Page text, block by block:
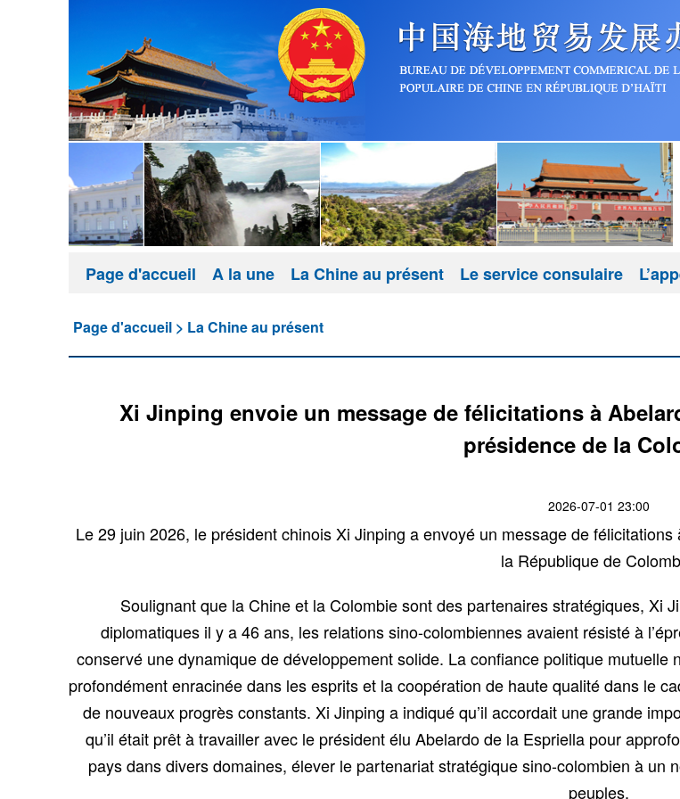
Page d'accueil A la une La Chine au présent Le service consulaire
Page d'accueil > La Chine au présent
Xi Jinping envoie un message de félicitations à
présidence de la
2026-07-01 23:00
Le 29 juin 2026, le président chinois Xi Jinping a envoyé un message de
la République de
Soulignant que la Chine et la Colombie sont des partenaires stratégiques, Xi
diplomatiques il y a 46 ans, les relations sino-colombiennes avaient résisté à
conservé une dynamique de développement solide. La confiance politique mutuelle
profondément enracinée dans les esprits et la coopération de haute qualité dans le
de nouveaux progrès constants. Xi Jinping a indiqué qu’il accordait une grande
qu’il était prêt à travailler avec le président élu Abelardo de la Espriella pour
pays dans divers domaines, élever le partenariat stratégique sino-colombien à
peuples.